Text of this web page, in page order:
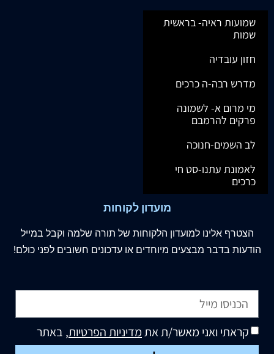
שמועות ראיה- בראשית
שמות
חזון עובדיה
מדרש רבה-ה כרכים
מי מרום א- לשמונה
פרקים להרמבם
לב השמים-חנוכה
לאמונת עתנו-סט חי
כרכים
מועדון לקוחות
הצטרף אלינו למועדון הלקוחות של תורה שלמה וקבל במייל
הודעות בדבר מבצעים מיוחדים או עדכונים חשובים לפני כולם!
קראתי ואני מאשר/ת אתמדיניות הפרטיות, באתר